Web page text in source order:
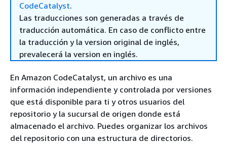
CodeCatalyst.
Las traducciones son generadas a través de
traducción automática. En caso de conflicto entre
la traducción y la version original de inglés,
prevalecerá la version en inglés.
En Amazon CodeCatalyst, un archivo es una
información independiente y controlada por versiones
que está disponible para ti y otros usuarios del
repositorio y la sucursal de origen donde está
almacenado el archivo. Puedes organizar los archivos
del repositorio con una estructura de directorios.